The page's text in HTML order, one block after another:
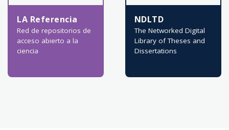
LA Referencia
Red de repositorios de
acceso abierto a la
ciencia
NDLTD
The Networked Digital
Library of Theses and
Dissertations